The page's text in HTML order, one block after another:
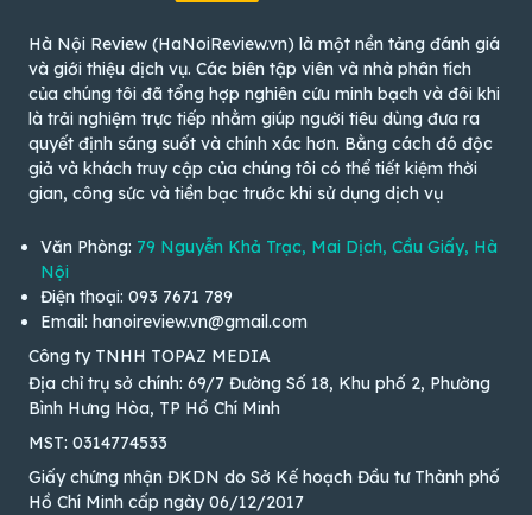
Hà Nội Review (HaNoiReview.vn) là một nền tảng đánh giá
và giới thiệu dịch vụ. Các biên tập viên và nhà phân tích
của chúng tôi đã tổng hợp nghiên cứu minh bạch và đôi khi
là trải nghiệm trực tiếp nhằm giúp người tiêu dùng đưa ra
quyết định sáng suốt và chính xác hơn. Bằng cách đó độc
giả và khách truy cập của chúng tôi có thể tiết kiệm thời
gian, công sức và tiền bạc trước khi sử dụng dịch vụ
Văn Phòng: 79 Nguyễn Khả Trạc, Mai Dịch, Cầu Giấy, Hà
Nội
Điện thoại: 093 7671 789
Email: hanoireview.vn@gmail.com
Công ty TNHH TOPAZ MEDIA
Địa chỉ trụ sở chính: 69/7 Đường Số 18, Khu phố 2, Phường
Bình Hưng Hòa, TP Hồ Chí Minh
MST: 0314774533
Giấy chứng nhận ĐKDN do Sở Kế hoạch Đầu tư Thành phố
Hồ Chí Minh cấp ngày 06/12/2017